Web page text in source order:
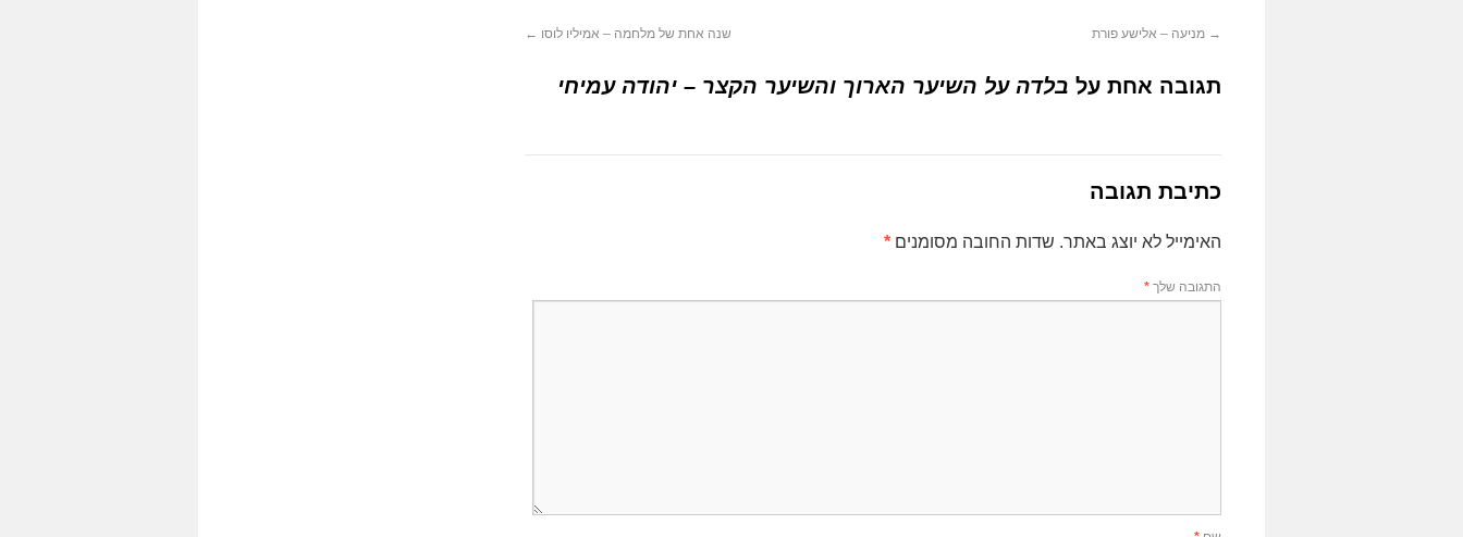
→ מניעה – אלישע פורת שנה אחת של מלחמה – אמיליו לוסו ←
תגובה אחת על בלדה על השיער הארוך והשיער הקצר – יהודה עמיחי
כתיבת תגובה
האימייל לא יוצג באתר. שדות החובה מסומנים *
התגובה שלך *